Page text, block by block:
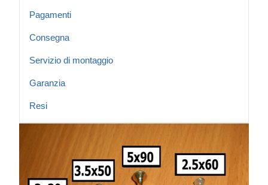
Pagamenti
Consegna
Servizio di montaggio
Garanzia
Resi